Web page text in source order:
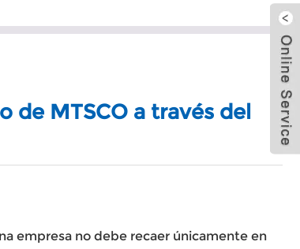
de MTSCO a través del
empresa no debe recaer únicamente en